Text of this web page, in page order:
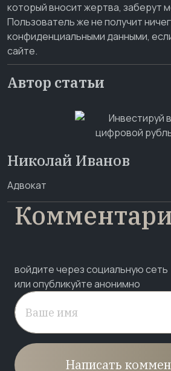
который вносит жертва, заберут
Пользователь же не получит
конфиденциальными данными,
сайте.
Автор статьи
Николай Иванов
Адвокат
войдите через социальную сеть
или опубликуйте анонимно
Написать